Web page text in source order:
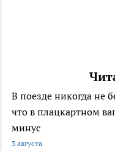
В поезде никогда не
что в плацкартном
минус
3 августа